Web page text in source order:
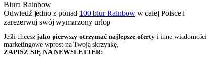
Biura Rainbow
Odwiedź jedno z ponad 100 biur Rainbow w całej Polsce i
zarezerwuj swój wymarzony urlop
Jeśli chcesz jako pierwszy otrzymać najlepsze oferty i inne wiadomości
marketingowe wprost na Twoją skrzynkę,
ZAPISZ SIĘ NA NEWSLETTER: